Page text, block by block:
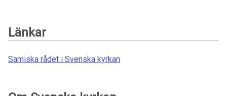
Länkar
Samiska rådet i Svenska kyrkan